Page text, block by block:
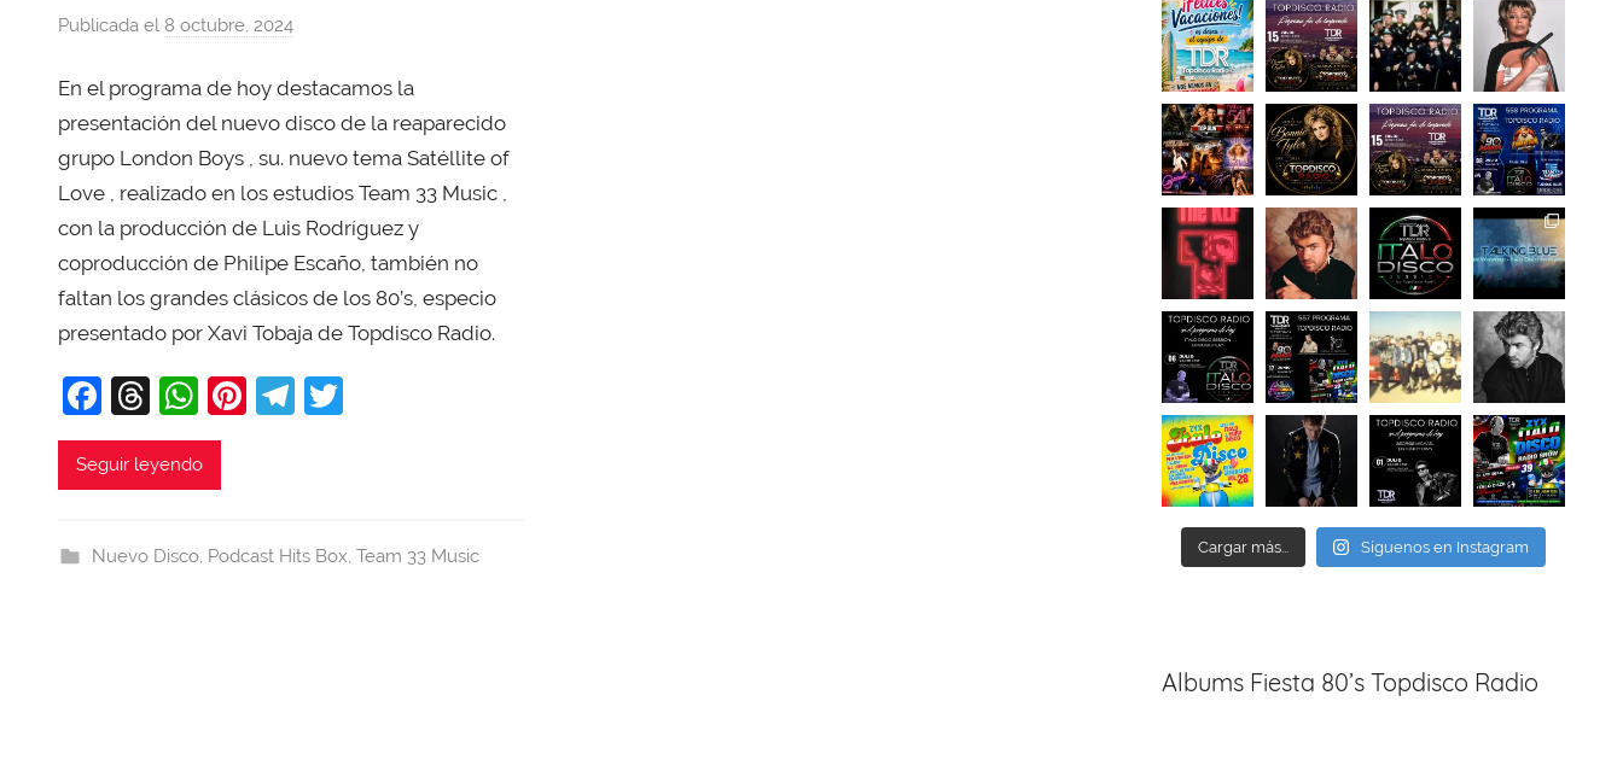
Publicada el 8 octubre, 2024
r
X
a
v
o
b
a
En el programa de hoy destacamos la
presentación del nuevo disco de la reaparecido
grupo London Boys , su. nuevo tema Satéllite of
Love , realizado en los estudios Team 33 Music ,
con la producción de Luis Rodríguez y
coproducción de Philipe Escaño, también no
faltan los grandes clásicos de los 80’s, especio
presentado por Xavi Tobaja de Topdisco Radio.
F
a
c
b
T
hr
e
d
W
h
at
A
Pi
st
T
a
Seguir leyendo
Nuevo Disco, Podcast Hits Box, Team 33 Music Cargar más... Síguenos en Instagram
Albums Fiesta 80’s Topdisco Radio